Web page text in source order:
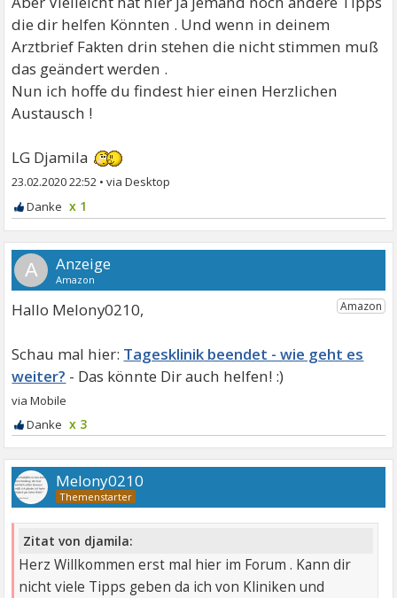
die dir helfen Könnten . Und wenn in deinem
Arztbrief Fakten drin stehen die nicht stimmen muß
das geändert werden .
Nun ich hoffe du findest hier einen Herzlichen
Austausch !
LG Djamila
23.02.2020 22:52 •
x 1
A
Hallo Melony0210,
Tagesklinik beendet - wie geht es
weiter?
x 3
Melony0210
Zitat von djamila:
Herz Willkommen erst mal hier im Forum . Kann dir
nicht viele Tipps geben da ich von Kliniken und